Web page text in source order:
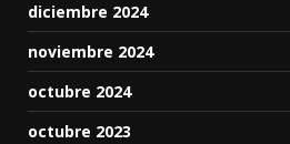
diciembre 2024
noviembre 2024
octubre 2024
octubre 2023